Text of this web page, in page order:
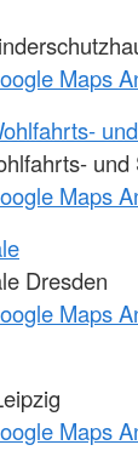
Maps
und
Maps
Dresden
Maps
Maps